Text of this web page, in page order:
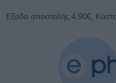
Εξοδα αποστολής 4,90€,